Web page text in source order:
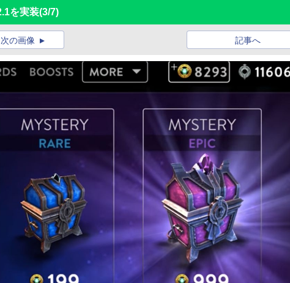
を実装(3/7)
記事へ
次の画像